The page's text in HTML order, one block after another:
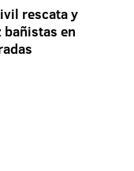
rescata y
bañistas en